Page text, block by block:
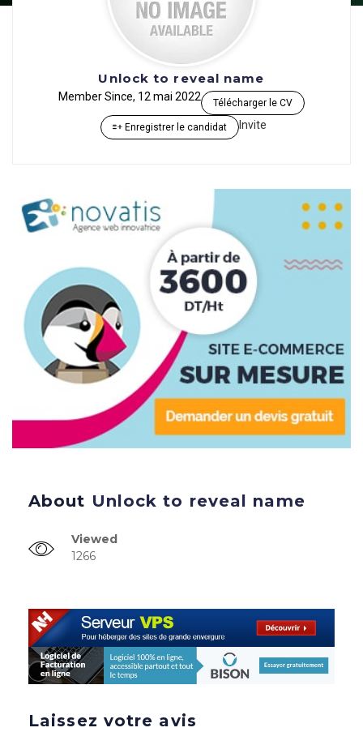
Unlock to reveal name
Member Since, 12 mai 2022 Télécharger le CV
Enregistrer le candidat Invite
About Unlock to reveal name
Viewed
1266
Laissez votre avis